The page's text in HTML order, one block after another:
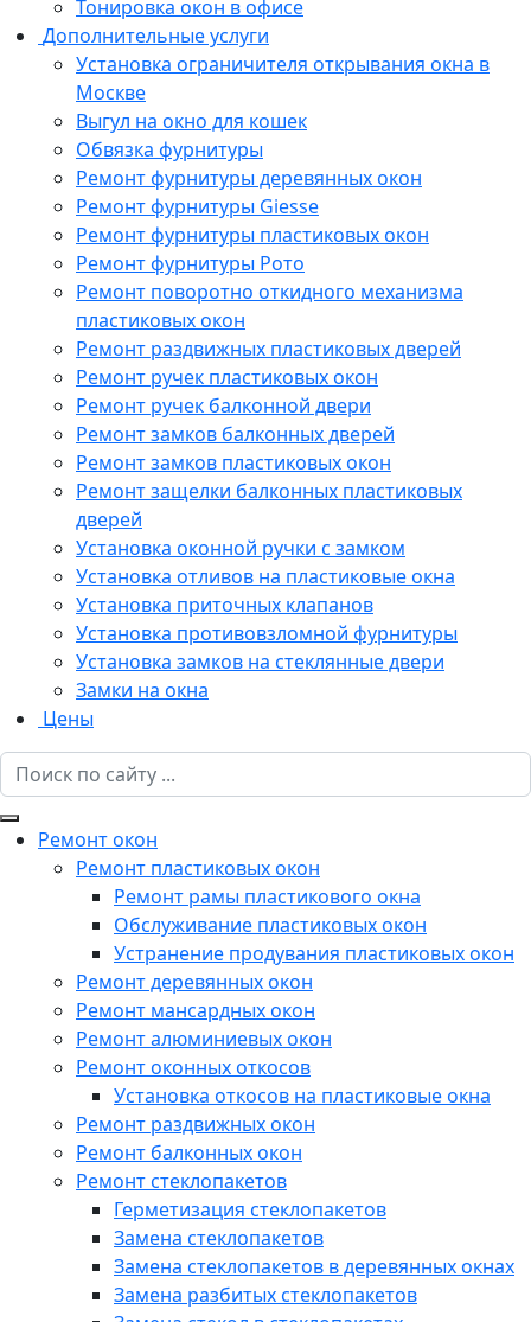
Тонировка окон в офисе
Дополнительные услуги
Установка ограничителя открывания окна в
Москве
Выгул на окно для кошек
Обвязка фурнитуры
Ремонт фурнитуры деревянных окон
Ремонт фурнитуры Giesse
Ремонт фурнитуры пластиковых окон
Ремонт фурнитуры Рото
Ремонт поворотно откидного механизма
пластиковых окон
Ремонт раздвижных пластиковых дверей
Ремонт ручек пластиковых окон
Ремонт ручек балконной двери
Ремонт замков балконных дверей
Ремонт замков пластиковых окон
Ремонт защелки балконных пластиковых
дверей
Установка оконной ручки с замком
Установка отливов на пластиковые окна
Установка приточных клапанов
Установка противовзломной фурнитуры
Установка замков на стеклянные двери
Замки на окна
Цены
Ремонт окон
Ремонт пластиковых окон
Ремонт рамы пластикового окна
Обслуживание пластиковых окон
Устранение продувания пластиковых окон
Ремонт деревянных окон
Ремонт мансардных окон
Ремонт алюминиевых окон
Ремонт оконных откосов
Установка откосов на пластиковые окна
Ремонт раздвижных окон
Ремонт балконных окон
Ремонт стеклопакетов
Герметизация стеклопакетов
Замена стеклопакетов
Замена стеклопакетов в деревянных окнах
Замена разбитых стеклопакетов